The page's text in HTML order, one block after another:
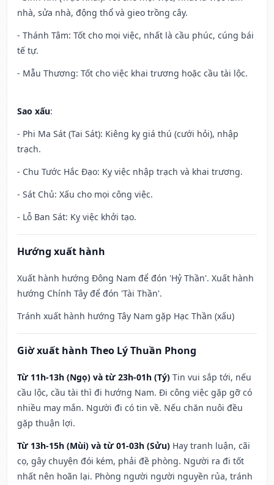
nhà, sửa nhà, động thổ và gieo trồng cây.
- Thánh Tâm: Tốt cho mọi việc, nhất là cầu phúc, cúng bái
tế tự.
- Mẫu Thương: Tốt cho việc khai trương hoặc cầu tài lộc.
Sao xấu:
- Phi Ma Sát (Tai Sát): Kiêng kỵ giá thú (cưới hỏi), nhập
trạch.
- Chu Tước Hắc Đạo: Kỵ việc nhập trạch và khai trương.
- Sát Chủ: Xấu cho mọi công việc.
- Lỗ Ban Sát: Kỵ việc khởi tạo.
Hướng xuất hành
Xuất hành hướng Đông Nam để đón 'Hỷ Thần'. Xuất hành
hướng Chính Tây để đón 'Tài Thần'.
Tránh xuất hành hướng Tây Nam gặp Hạc Thần (xấu)
Giờ xuất hành Theo Lý Thuần Phong
Từ 11h-13h (Ngọ) và từ 23h-01h (Tý) Tin vui sắp tới, nếu
cầu lộc, cầu tài thì đi hướng Nam. Đi công việc gặp gỡ có
nhiều may mắn. Người đi có tin về. Nếu chăn nuôi đều
gặp thuận lợi.
Từ 13h-15h (Mùi) và từ 01-03h (Sửu) Hay tranh luận, cãi
cọ, gây chuyện đói kém, phải đề phòng. Người ra đi tốt
nhất nên hoãn lại. Phòng người người nguyền rủa, tránh